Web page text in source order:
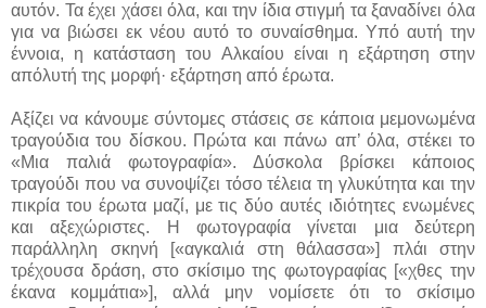
αυτόν. Τα έχει χάσει όλα, και την ίδια στιγμή τα ξαναδίνει όλα
για να βιώσει εκ νέου αυτό το συναίσθημα. Υπό αυτή την
έννοια, η κατάσταση του Αλκαίου είναι η εξάρτηση στην
απόλυτή της μορφή· εξάρτηση από έρωτα.
Αξίζει να κάνουμε σύντομες στάσεις σε κάποια μεμονωμένα
τραγούδια του δίσκου. Πρώτα και πάνω απ’ όλα, στέκει το
«Μια παλιά φωτογραφία». Δύσκολα βρίσκει κάποιος
τραγούδι που να συνοψίζει τόσο τέλεια τη γλυκύτητα και την
πικρία του έρωτα μαζί, με τις δύο αυτές ιδιότητες ενωμένες
και αξεχώριστες. Η φωτογραφία γίνεται μια δεύτερη
παράλληλη σκηνή [«αγκαλιά στη θάλασσα»] πλάι στην
τρέχουσα δράση, στο σκίσιμο της φωτογραφίας [«χθες την
έκανα κομμάτια»], αλλά μην νομίσετε ότι το σκίσιμο